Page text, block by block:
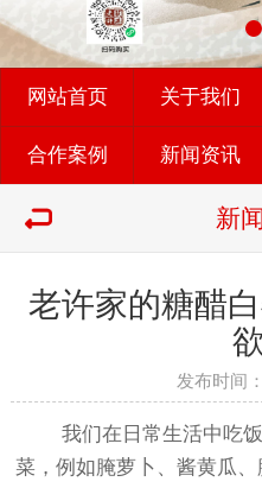
网站首页 关于我们
合作案例 新闻资讯
新
老许家的糖醋
发布时间
我们在日常生活中吃饭
菜，例如腌萝卜、酱黄瓜